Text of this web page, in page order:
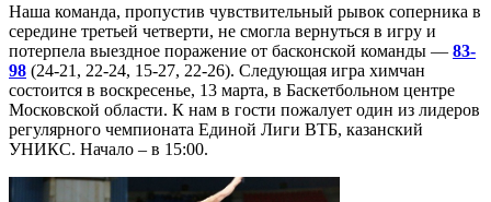
Наша команда, пропустив чувствительный рывок соперника в
середине третьей четверти, не смогла вернуться в игру и
потерпела выездное поражение от басконской команды — 83-
98 (24-21, 22-24, 15-27, 22-26). Следующая игра химчан
состоится в воскресенье, 13 марта, в Баскетбольном центре
Московской области. К нам в гости пожалует один из лидеров
регулярного чемпионата Единой Лиги ВТБ, казанский
УНИКС. Начало – в 15:00.